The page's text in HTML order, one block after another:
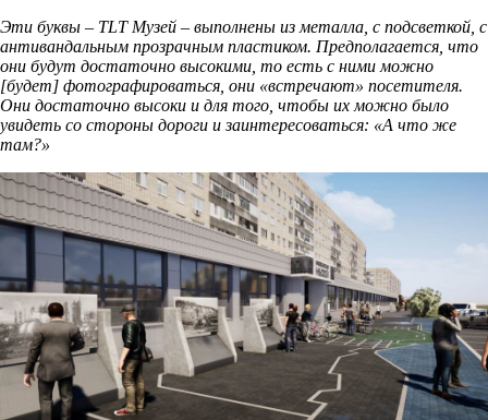
Эти буквы – TLT Музей – выполнены из металла, с подсветкой, с
антивандальным прозрачным пластиком. Предполагается, что
они будут достаточно высокими, то есть с ними можно
[будет] фотографироваться, они «встречают» посетителя.
Они достаточно высоки и для того, чтобы их можно было
увидеть со стороны дороги и заинтересоваться: «А что же
там?»